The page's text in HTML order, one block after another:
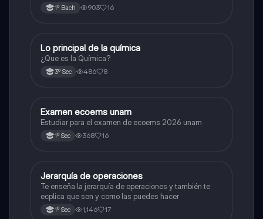
1º Bach 903 16
Química
Lo principal de la química
¿Que es la Química?
3º Sec 486 8
Español
Examen ecoems unam
Estudiar para el examen de ecoems 2026 unam
1º Sec 368 16
Matemáticas
Jerarquía de operaciones
Te enseña la jerarquía de operaciones y también te
ecplica que son y como las puedes hacer
1º Sec 1,146 17